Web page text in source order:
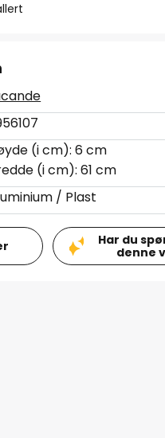
(i cm): 6 cm
(i cm): 61 cm
/ Plast
Har du
denne